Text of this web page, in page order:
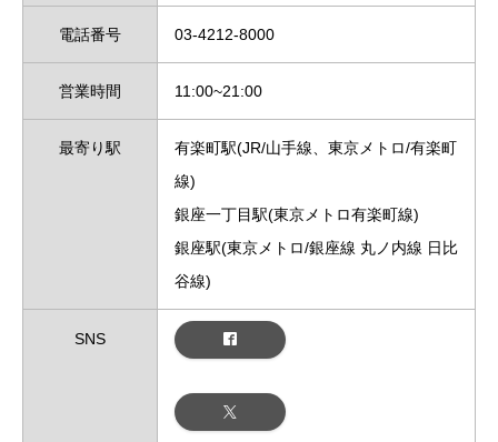
電話番号 03-4212-8000
営業時間 11:00~21:00
最寄り駅
有楽町駅(JR/山手線、東京メトロ/有楽町
線)
銀座一丁目駅(東京メトロ有楽町線)
銀座駅(東京メトロ/銀座線 丸ノ内線 日比
谷線)
SNS